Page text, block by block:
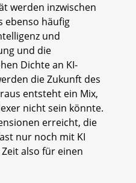
werden inzwischen
ebenso häufig
und
und die
Dichte an KI-
die Zukunft des
entsteht ein Mix,
nicht sein könnte.
erreicht, die
nur noch mit KI
also für einen